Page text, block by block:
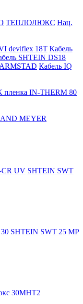
ТЕПЛОЛЮКС Нац.
deviflex 18T Кабель
SHTEIN DS18
Кабель IQ
пленка IN-THERM 80
MEYER
CR UV SHTEIN SWT
SHTEIN SWT 25 MP
30МНТ2